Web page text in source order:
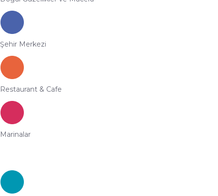
Şehir Merkezi
Restaurant & Cafe
Marinalar